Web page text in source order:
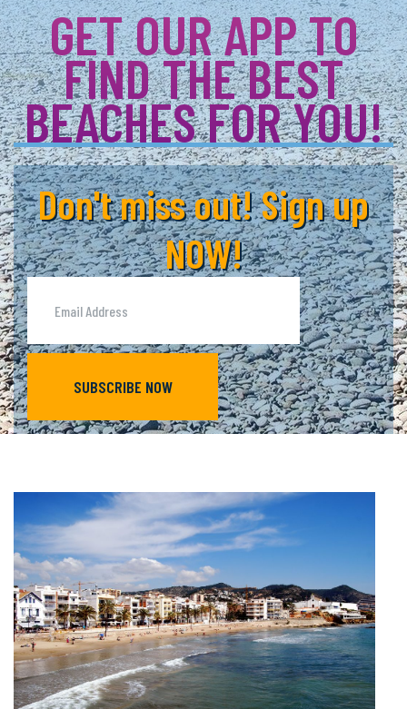
GET OUR APP TO
FIND THE BEST
BEACHES FOR YOU!
Don't miss out! Sign up
NOW!
SUBSCRIBE NOW